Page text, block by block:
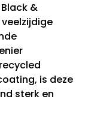
&
is deze
sterk en